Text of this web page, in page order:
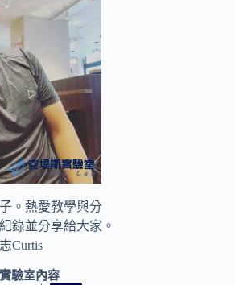
。熱愛教學與分
錄並分享給大家。
Curtis
驗室內容